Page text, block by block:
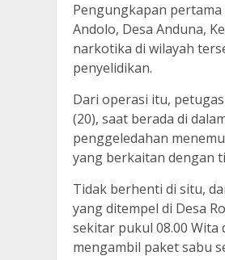
Pengungkapan pertama
Andolo, Desa Anduna,
narkotika di wilayah
penyelidikan.
Dari operasi itu,
(20), saat berada di
penggeledahan
yang berkaitan dengan
Tidak berhenti di situ,
yang ditempel di Desa
sekitar pukul 08.00 Wita
mengambil paket sabu